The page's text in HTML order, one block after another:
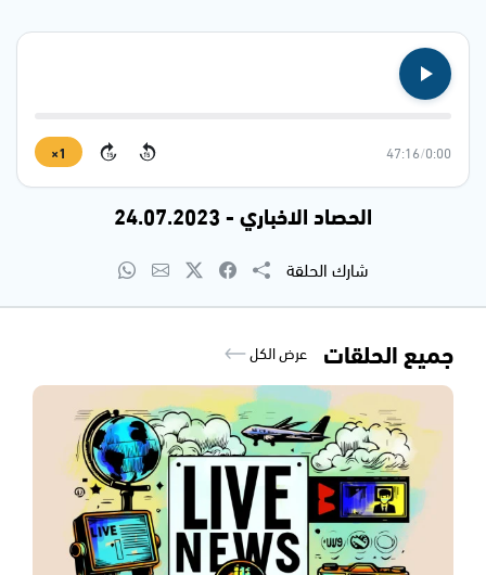
0:00
/
47:16
15
15
1×
الحصاد الاخباري - 24.07.2023
شارك الحلقة
جميع الحلقات عرض الكل